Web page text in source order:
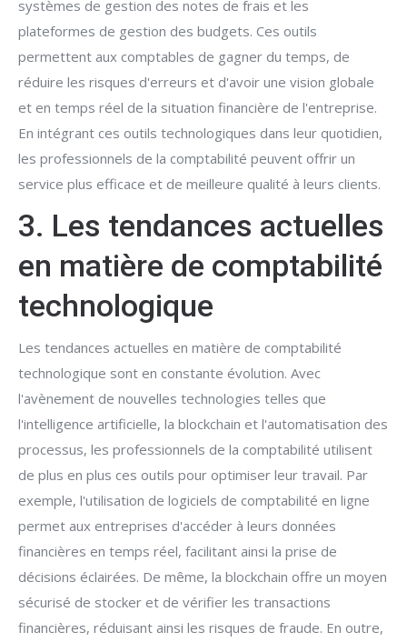
systèmes de gestion des notes de frais et les
plateformes de gestion des budgets. Ces outils
permettent aux comptables de gagner du temps, de
réduire les risques d'erreurs et d'avoir une vision globale
et en temps réel de la situation financière de l'entreprise.
En intégrant ces outils technologiques dans leur quotidien,
les professionnels de la comptabilité peuvent offrir un
service plus efficace et de meilleure qualité à leurs clients.
3. Les tendances actuelles
en matière de comptabilité
technologique
Les tendances actuelles en matière de comptabilité
technologique sont en constante évolution. Avec
l'avènement de nouvelles technologies telles que
l'intelligence artificielle, la blockchain et l'automatisation des
processus, les professionnels de la comptabilité utilisent
de plus en plus ces outils pour optimiser leur travail. Par
exemple, l'utilisation de logiciels de comptabilité en ligne
permet aux entreprises d'accéder à leurs données
financières en temps réel, facilitant ainsi la prise de
décisions éclairées. De même, la blockchain offre un moyen
sécurisé de stocker et de vérifier les transactions
financières, réduisant ainsi les risques de fraude. En outre,